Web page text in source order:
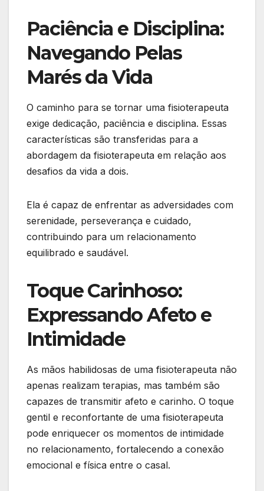
Paciência e Disciplina:
Navegando Pelas
Marés da Vida
O caminho para se tornar uma fisioterapeuta
exige dedicação, paciência e disciplina. Essas
características são transferidas para a
abordagem da fisioterapeuta em relação aos
desafios da vida a dois.
Ela é capaz de enfrentar as adversidades com
serenidade, perseverança e cuidado,
contribuindo para um relacionamento
equilibrado e saudável.
Toque Carinhoso:
Expressando Afeto e
Intimidade
As mãos habilidosas de uma fisioterapeuta não
apenas realizam terapias, mas também são
capazes de transmitir afeto e carinho. O toque
gentil e reconfortante de uma fisioterapeuta
pode enriquecer os momentos de intimidade
no relacionamento, fortalecendo a conexão
emocional e física entre o casal.